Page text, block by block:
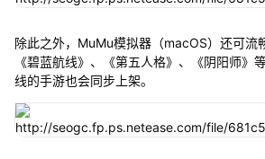
除此之外，MuMu模拟器（macOS）还可流
《碧蓝航线》、《第五人格》、《阴阳师》
线的手游也会同步上架。